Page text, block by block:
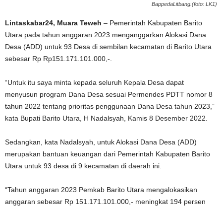
BappedaLitbang.(foto: LK1)
Lintaskabar24, Muara Teweh – Pemerintah Kabupaten Barito
Utara pada tahun anggaran 2023 menganggarkan Alokasi Dana
Desa (ADD) untuk 93 Desa di sembilan kecamatan di Barito Utara
sebesar Rp Rp151.171.101.000,-.
“Untuk itu saya minta kepada seluruh Kepala Desa dapat
menyusun program Dana Desa sesuai Permendes PDTT nomor 8
tahun 2022 tentang prioritas penggunaan Dana Desa tahun 2023,”
kata Bupati Barito Utara, H Nadalsyah, Kamis 8 Desember 2022.
Sedangkan, kata Nadalsyah, untuk Alokasi Dana Desa (ADD)
merupakan bantuan keuangan dari Pemerintah Kabupaten Barito
Utara untuk 93 desa di 9 kecamatan di daerah ini.
“Tahun anggaran 2023 Pemkab Barito Utara mengalokasikan
anggaran sebesar Rp 151.171.101.000,- meningkat 194 persen